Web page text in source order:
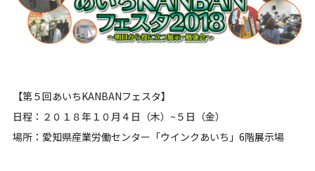
【第５回あいちKANBANフェスタ】
日程：２０１８年１０月４日（木）~５日（金）
場所：愛知県産業労働センター「ウインクあいち」6階展示場